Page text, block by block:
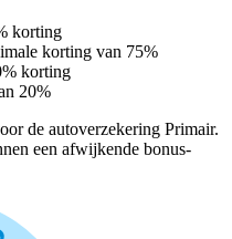
korting
korting van 75%
korting
20%
de autoverzekering Primair.
een afwijkende bonus-